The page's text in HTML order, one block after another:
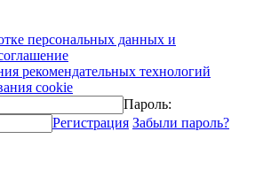
персональных данных и
рекомендательных технологий
cookie
Пароль:
Регистрация Забыли пароль?